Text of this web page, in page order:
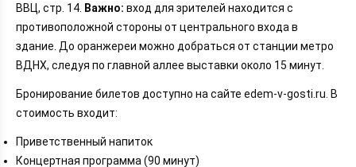
ВВЦ, стр. 14. Важно: вход для зрителей находится с
противоположной стороны от центрального входа в
здание. До оранжереи можно добраться от станции метро
ВДНХ, следуя по главной аллее выставки около 15 минут.
Бронирование билетов доступно на сайте edem-v-gosti.ru. В
стоимость входит:
Приветственный напиток
Концертная программа (90 минут)